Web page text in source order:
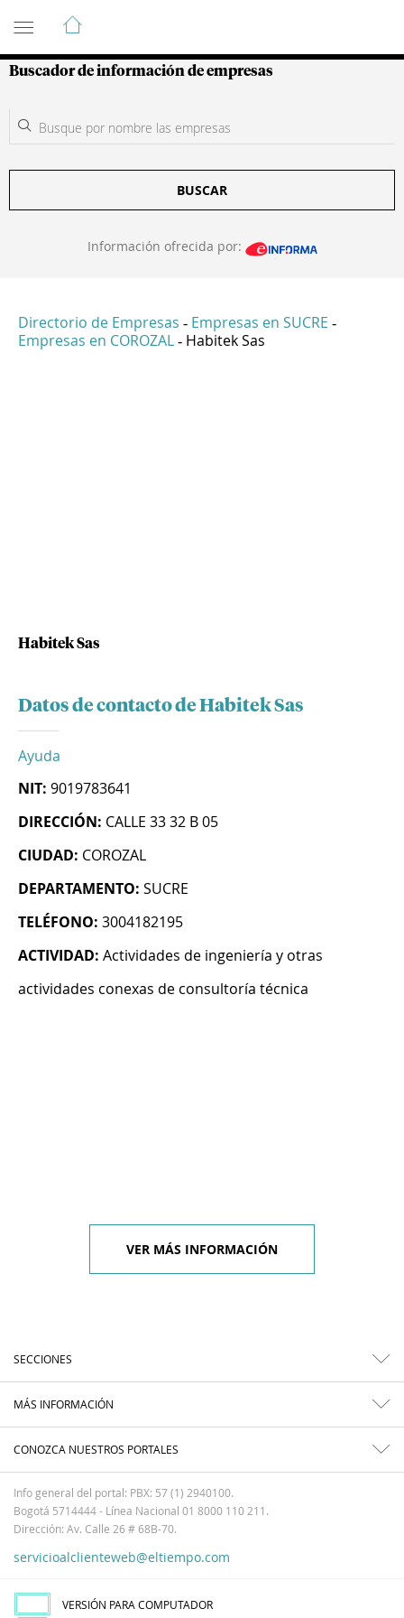
Guía de Empresas Colombianas
Buscador de información de empresas
BUSCAR
Información ofrecida por:
Directorio de Empresas - Empresas en SUCRE -
Empresas en COROZAL - Habitek Sas
Habitek Sas
Datos de contacto de Habitek Sas
Ayuda
NIT: 9019783641
DIRECCIÓN: CALLE 33 32 B 05
CIUDAD: COROZAL
DEPARTAMENTO: SUCRE
TELÉFONO: 3004182195
ACTIVIDAD: Actividades de ingeniería y otras
actividades conexas de consultoría técnica
VER MÁS INFORMACIÓN
SECCIONES
MÁS INFORMACIÓN
CONOZCA NUESTROS PORTALES
Info general del portal: PBX: 57 (1) 2940100.
Bogotá 5714444 - Línea Nacional 01 8000 110 211.
Dirección: Av. Calle 26 # 68B-70.
servicioalclienteweb@eltiempo.com
VERSIÓN PARA COMPUTADOR